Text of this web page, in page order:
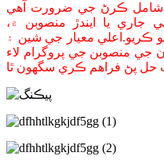
شامل ڪرڻ جي ضرورت آهي
جاري يا ايندڙ منصوبن ۾،
ڪريو.اعلي معيار جي شين ۽
جي منصوبن جي پروگرام لاء